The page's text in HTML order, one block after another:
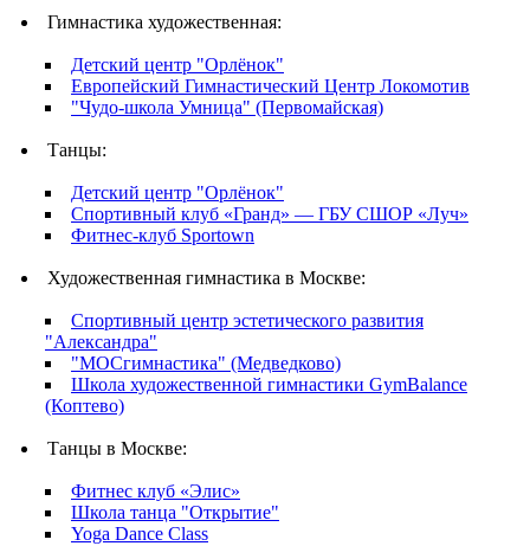
Гимнастика художественная:
Детский центр "Орлёнок"
Европейский Гимнастический Центр Локомотив
"Чудо-школа Умница" (Первомайская)
Танцы:
Детский центр "Орлёнок"
Спортивный клуб «Гранд» — ГБУ СШОР «Луч»
Фитнес-клуб Sportown
Художественная гимнастика в Москве:
Спортивный центр эстетического развития
"Александра"
"МОСгимнастика" (Медведково)
Школа художественной гимнастики GymBalance
(Коптево)
Танцы в Москве:
Фитнес клуб «Элис»
Школа танца "Открытие"
Yoga Dance Class